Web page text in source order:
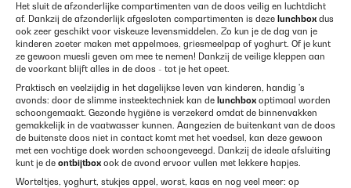
Het sluit de afzonderlijke compartimenten van de doos veilig en luchtdicht
af. Dankzij de afzonderlijk afgesloten compartimenten is deze lunchbox dus
ook zeer geschikt voor viskeuze levensmiddelen. Zo kun je de dag van je
kinderen zoeter maken met appelmoes, griesmeelpap of yoghurt. Of je kunt
ze gewoon muesli geven om mee te nemen! Dankzij de veilige kleppen aan
de voorkant blijft alles in de doos - tot je het opeet.
Praktisch en veelzijdig in het dagelijkse leven van kinderen, handig 's
avonds: door de slimme insteektechniek kan de lunchbox optimaal worden
schoongemaakt. Gezonde hygiëne is verzekerd omdat de binnenvakken
gemakkelijk in de vaatwasser kunnen. Aangezien de buitenkant van de doos
de buitenste doos niet in contact komt met het voedsel, kan deze gewoon
met een vochtige doek worden schoongeveegd. Dankzij de ideale afsluiting
kunt je de ontbijtbox ook de avond ervoor vullen met lekkere hapjes.
Worteltjes, yoghurt, stukjes appel, worst, kaas en nog veel meer: op